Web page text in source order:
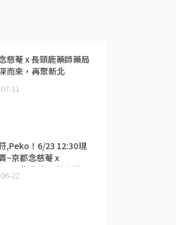
慈菴 x 長頸鹿藥師藥局
而來，再聚新北
11
,Peko！6/23 12:30現
~京都念慈菴 x
3期生 兔田佩克拉限
商品來囉！
22